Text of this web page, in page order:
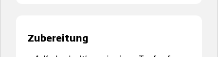
Zubereitung